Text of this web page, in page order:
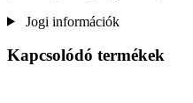
Jogi információk
Kapcsolódó termékek